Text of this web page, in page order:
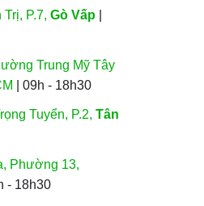
P.7, Gò Vấp|
Trung Mỹ Tây
| 09h - 18h30
Tuyển, P.2, Tân
Phường 13,
- 18h30